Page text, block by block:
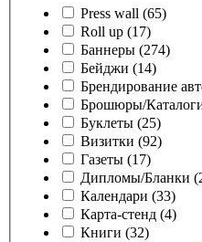
Press wall (65)
Roll up (17)
Баннеры (274)
Бейджи (14)
Брендирование
Брошюры/
Буклеты (25)
Визитки (92)
Газеты (17)
Дипломы/Бланки
Календари (33)
Карта-стенд (4)
Книги (32)